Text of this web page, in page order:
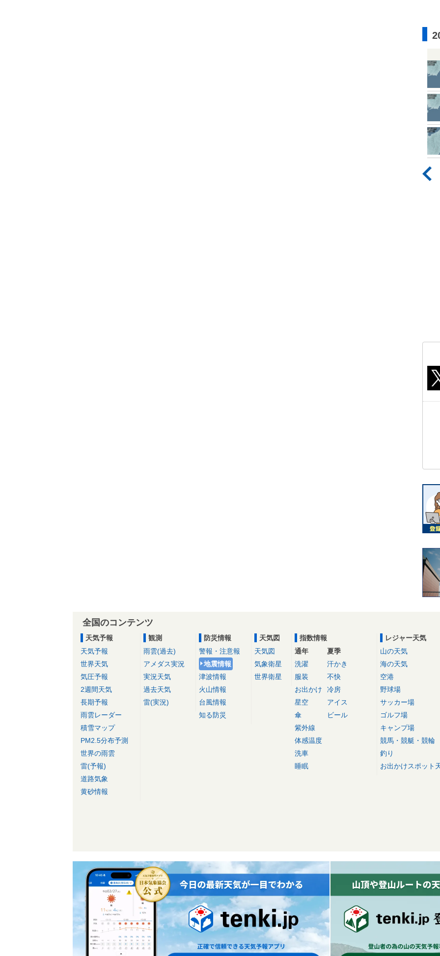
全国のコンテンツ
天気予報
天気予報
世界天気
気圧予報
2週間天気
長期予報
雨雲レーダー
積雪マップ
PM2.5分布予測
世界の雨雲
雷(予報)
道路気象
黄砂情報
観測
雨雲(過去)
アメダス実況
実況天気
過去天気
雷(実況)
防災情報
警報・注意報
地震情報
津波情報
火山情報
台風情報
知る防災
天気図
天気図
気象衛星
世界衛星
指数情報
通年
洗濯
服装
お出かけ
星空
傘
紫外線
体感温度
洗車
睡眠
夏季
汗かき
不快
冷房
アイス
ビール
レジャー天気
山の天気
海の天気
空港
野球場
サッカー場
ゴルフ場
キャンプ場
競馬・競艇・競輪
釣り
お出かけスポット